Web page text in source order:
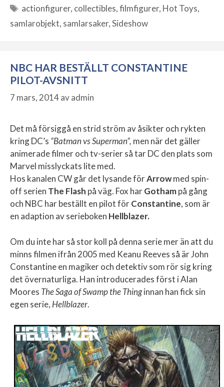
Kategorier
Etiketter
actionfigurer, collectibles,filmfigurer, Hot Toys,
samlarobjekt, samlarsaker,Sideshow
NBC HAR BESTÄLLT CONSTANTINE
PILOT-AVSNITT
7 mars, 2014avadmin
Det må försiggå en strid ström av åsikter och rykten
kring DC’s ”Batman vs Superman”, men när det gäller
animerade filmer och tv-serier så tar DC den plats som
Marvel misslyckats lite med.
Hos kanalen CW går det lysande förArrowmed spin-
off serien The Flash på väg. Fox harGothampå gång
och NBC har beställt en pilot förConstantine, som är
en adaption av serieboken Hellblazer.
Om du inte har så stor koll på denna serie mer än att du
minns filmen ifrån 2005 med Keanu Reeves så är John
Constantine en magiker och detektiv som rör sig kring
det övernaturliga. Han introducerades först i Alan
Moores The Saga of Swamp the Thinginnan han fick sin
egen serie, Hellblazer.